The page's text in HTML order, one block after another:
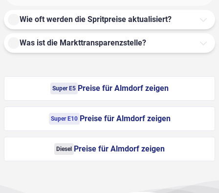
Wie oft werden die Spritpreise aktualisiert?
Was ist die Markttransparenzstelle?
Super E5 Preise für Almdorf zeigen
Super E10 Preise für Almdorf zeigen
Diesel Preise für Almdorf zeigen